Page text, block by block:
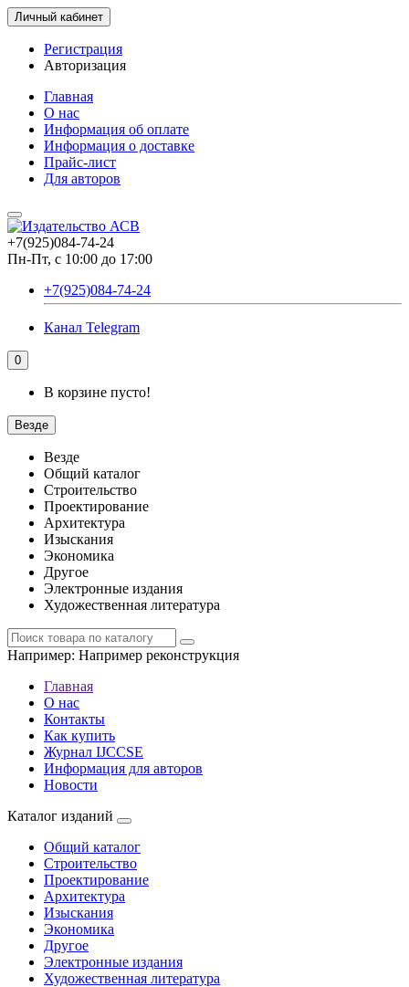
Личный кабинет
Регистрация
Авторизация
Главная
О нас
Информация об оплате
Информация о доставке
Прайс-лист
Для авторов
+7(925)084-74-24
Пн-Пт, с 10:00 до 17:00
+7(925)084-74-24
Канал Telegram
0
В корзине пусто!
Везде
Везде
Общий каталог
Строительство
Проектирование
Архитектура
Изыскания
Экономика
Другое
Электронные издания
Художественная литература
Например: Например реконструкция
Главная
О нас
Контакты
Как купить
Журнал IJCCSE
Информация для авторов
Новости
Каталог изданий
Общий каталог
Строительство
Проектирование
Архитектура
Изыскания
Экономика
Другое
Электронные издания
Художественная литература